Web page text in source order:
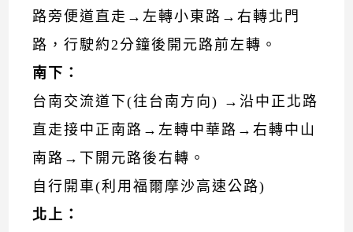
路旁便道直走→左轉小東路→右轉北門
路，行駛約2分鐘後開元路前左轉。
南下：
台南交流道下(往台南方向) →沿中正北路
直走接中正南路→左轉中華路→右轉中山
南路→下開元路後右轉。
自行開車(利用福爾摩沙高速公路)
北上：